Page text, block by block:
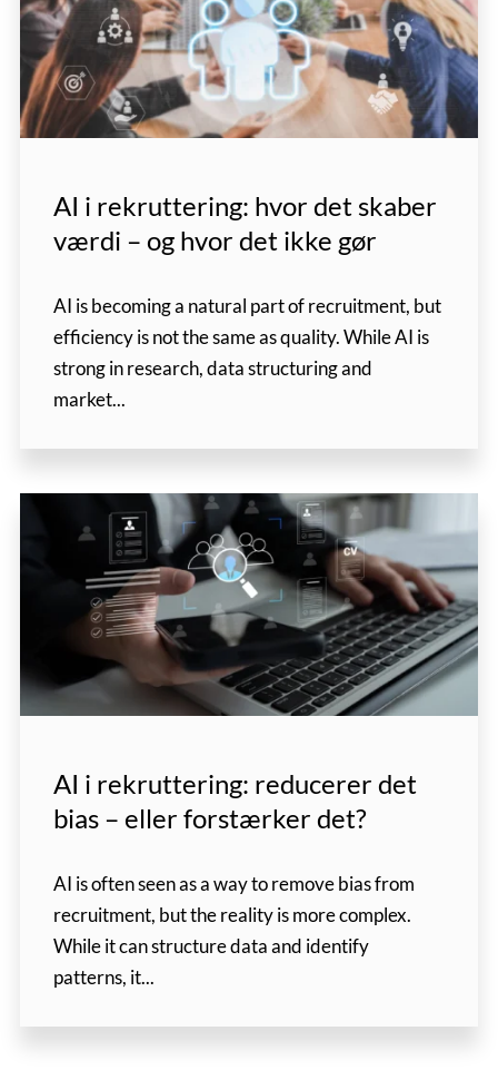
AI i rekruttering: hvor det skaber
værdi – og hvor det ikke gør
AI is becoming a natural part of recruitment, but
efficiency is not the same as quality. While AI is
strong in research, data structuring and
market...
AI i rekruttering: reducerer det
bias – eller forstærker det?
AI is often seen as a way to remove bias from
recruitment, but the reality is more complex.
While it can structure data and identify
patterns, it...